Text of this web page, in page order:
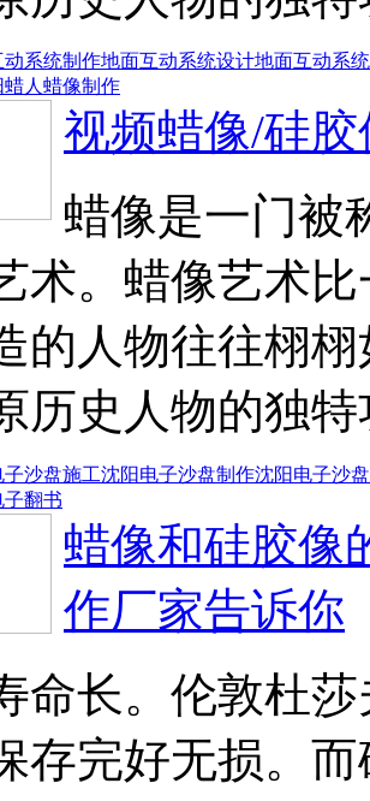
动系统制作地面互动系统设计地面互动系
蜡人蜡像制作
视频蜡像/硅
蜡像是一门被
术。蜡像艺术
的人物往往栩
历史人物的独
子沙盘施工沈阳电子沙盘制作沈阳电子沙
子翻书
蜡像和硅胶像
作厂家告诉你
命长。伦敦杜
存完好无损。